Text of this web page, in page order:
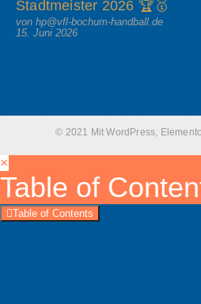
Stadtmeister 2026 🏆🥇
von hp@vfl-bochum-handball.de
15. Juni 2026
© 2021 Mit WordPress,
×
Table of
Table of Contents